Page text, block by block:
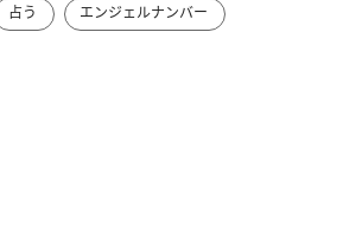
占う エンジェルナンバー